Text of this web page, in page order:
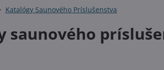
Katalógy Saunového Príslušenstva
saunového